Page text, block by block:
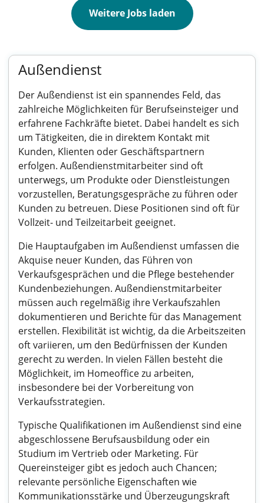
Weitere Jobs laden
Außendienst
Der Außendienst ist ein spannendes Feld, das
zahlreiche Möglichkeiten für Berufseinsteiger und
erfahrene Fachkräfte bietet. Dabei handelt es sich
um Tätigkeiten, die in direktem Kontakt mit
Kunden, Klienten oder Geschäftspartnern
erfolgen. Außendienstmitarbeiter sind oft
unterwegs, um Produkte oder Dienstleistungen
vorzustellen, Beratungsgespräche zu führen oder
Kunden zu betreuen. Diese Positionen sind oft für
Vollzeit- und Teilzeitarbeit geeignet.
Die Hauptaufgaben im Außendienst umfassen die
Akquise neuer Kunden, das Führen von
Verkaufsgesprächen und die Pflege bestehender
Kundenbeziehungen. Außendienstmitarbeiter
müssen auch regelmäßig ihre Verkaufszahlen
dokumentieren und Berichte für das Management
erstellen. Flexibilität ist wichtig, da die Arbeitszeiten
oft variieren, um den Bedürfnissen der Kunden
gerecht zu werden. In vielen Fällen besteht die
Möglichkeit, im Homeoffice zu arbeiten,
insbesondere bei der Vorbereitung von
Verkaufsstrategien.
Typische Qualifikationen im Außendienst sind eine
abgeschlossene Berufsausbildung oder ein
Studium im Vertrieb oder Marketing. Für
Quereinsteiger gibt es jedoch auch Chancen;
relevante persönliche Eigenschaften wie
Kommunikationsstärke und Überzeugungskraft